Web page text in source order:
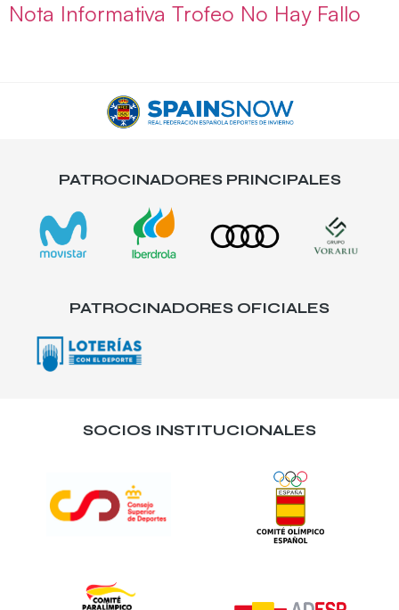
Nota Informativa Trofeo No Hay Fallo
PATROCINADORES PRINCIPALES
PATROCINADORES OFICIALES
SOCIOS INSTITUCIONALES